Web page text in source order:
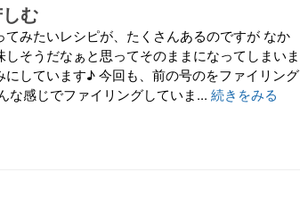
む
みたいレシピが、たくさんあるのですが なか
そうだなぁと思ってそのままになってしまいま
しています♪ 今回も、前の号のをファイリング
な感じでファイリングしていま... 続きをみる